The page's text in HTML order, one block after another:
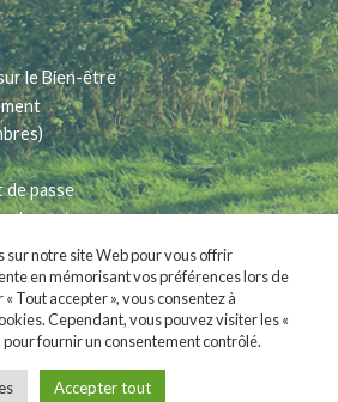
le Bien-être
de passe
de vente
sociaux :
propulsé par . Une création Whornat Design
| Conditions générales de vente
sur notre site Web pour vous offrir
en mémorisant vos préférences lors de
Tout accepter », vous consentez à
Cependant, vous pouvez visiter les «
fournir un consentement contrôlé.
Accepter tout